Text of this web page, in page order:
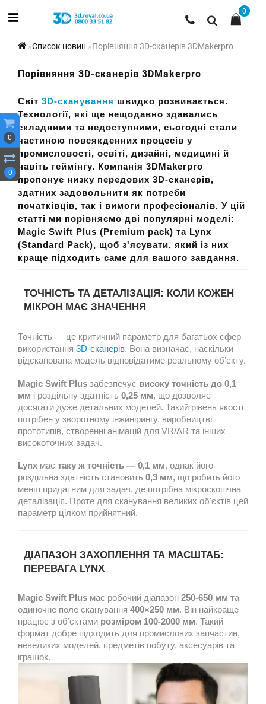
0
0
0
Список новин Порівняння 3D-сканерів 3DMakerpro
Порівняння 3D-сканерів 3DMakerpro
Світ 3D-сканування швидко розвивається.
Технології, які ще нещодавно здавались
складними та недоступними, сьогодні стали
частиною повсякденних процесів у
промисловості, освіті, дизайні, медицині й
навіть геймінгу. Компанія 3DMakerpro
пропонує низку передових 3D-сканерів,
здатних задовольнити як потреби
початківців, так і вимоги професіоналів. У цій
статті ми порівняємо дві популярні моделі:
Magic Swift Plus (Premium pack) та Lynx
(Standard Pack), щоб з'ясувати, який із них
краще підходить саме для вашого завдання.
ТОЧНІСТЬ ТА ДЕТАЛІЗАЦІЯ: КОЛИ КОЖЕН
МІКРОН МАЄ ЗНАЧЕННЯ
Точність — це критичний параметр для багатьох сфер
використання 3D-сканерів. Вона визначає, наскільки
відсканована модель відповідатиме реальному об’єкту.
Magic Swift Plus забезпечує високу точність до 0,1
мм і роздільну здатність 0,25 мм, що дозволяє
досягати дуже детальних моделей. Такий рівень якості
потрібен у зворотному інжинірингу, виробництві
прототипів, створенні анімацій для VR/AR та інших
високоточних задач.
Lynx має таку ж точність — 0,1 мм, однак його
роздільна здатність становить 0,3 мм, що робить його
менш придатним для задач, де потрібна мікроскопічна
деталізація. Проте для сканування великих об'єктів цей
параметр цілком прийнятний.
ДІАПАЗОН ЗАХОПЛЕННЯ ТА МАСШТАБ:
ПЕРЕВАГА LYNX
Magic Swift Plus має робочий діапазон 250-650 мм та
одиночне поле сканування 400×250 мм. Він найкраще
працює з об’єктами розміром 100-2000 мм. Такий
формат добре підходить для промислових запчастин,
невеликих моделей, предметів побуту, аксесуарів та
іграшок.